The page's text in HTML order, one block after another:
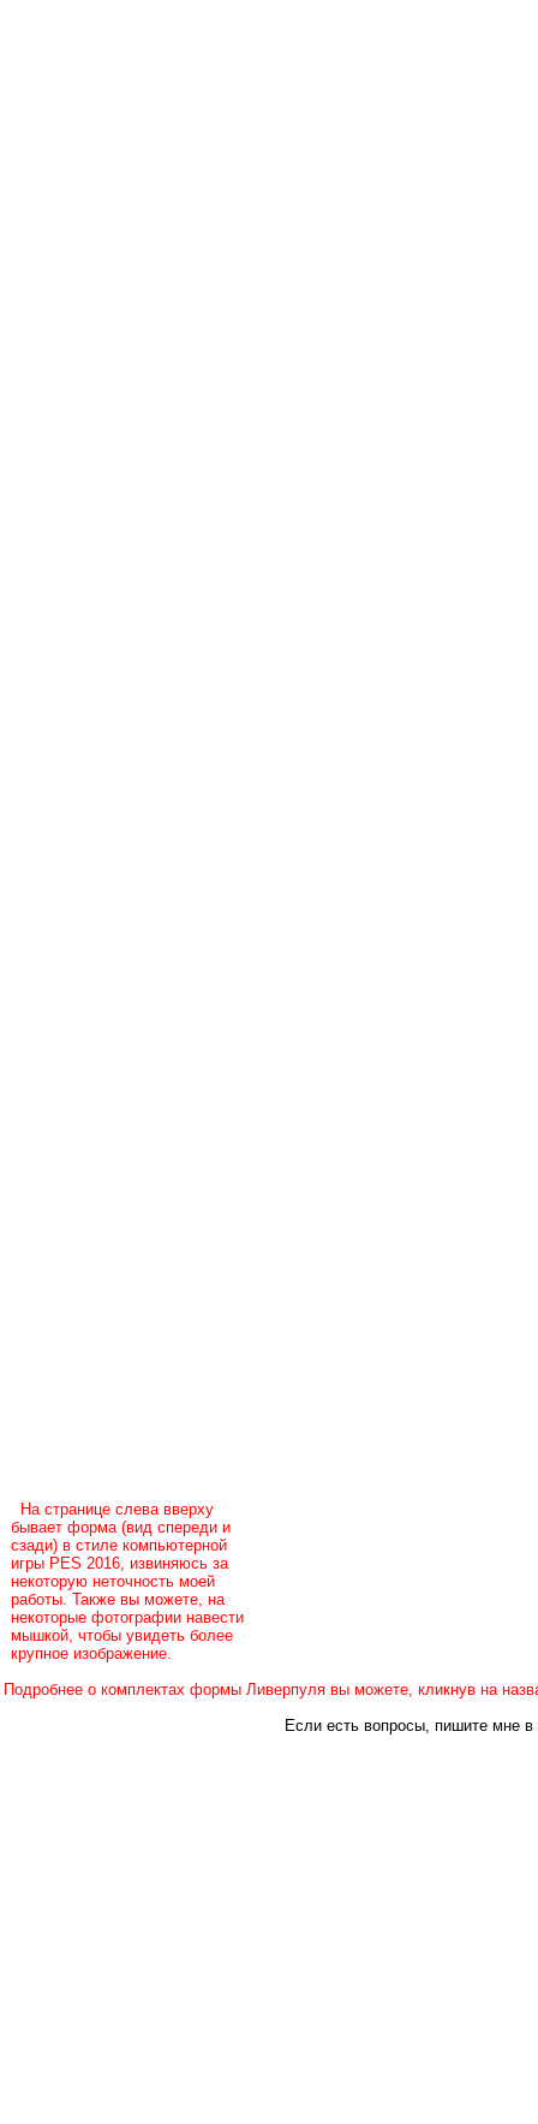
На странице слева вверху
бывает форма (вид спереди и
сзади) в стиле компьютерной
игры PES 2016, извиняюсь за
некоторую неточность моей
работы. Также вы можете, на
некоторые фотографии навести
мышкой, чтобы увидеть более
крупное изображение.
Подробнее о комплектах формы Ливерпуля вы можете, кликнув на
Если есть вопросы, пишите мне